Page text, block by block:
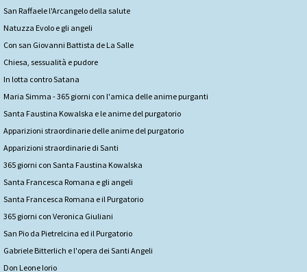
San Raffaele l'Arcangelo della salute
Natuzza Evolo e gli angeli
Con san Giovanni Battista de La Salle
Chiesa, sessualità e pudore
In lotta contro Satana
Maria Simma - 365 giorni con l'amica delle anime purganti
Santa Faustina Kowalska e le anime del purgatorio
Apparizioni straordinarie delle anime del purgatorio
Apparizioni straordinarie di Santi
365 giorni con Santa Faustina Kowalska
Santa Francesca Romana e gli angeli
Santa Francesca Romana e il Purgatorio
365 giorni con Veronica Giuliani
San Pio da Pietrelcina ed il Purgatorio
Gabriele Bitterlich e l'opera dei Santi Angeli
Don Leone Iorio